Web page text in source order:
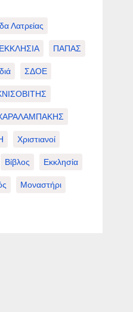
Λατρείας
ΠΑΠΑΣ
ΣΔΟΕ
Χριστιανοί
Βίβλος Εκκλησία
Μοναστήρι